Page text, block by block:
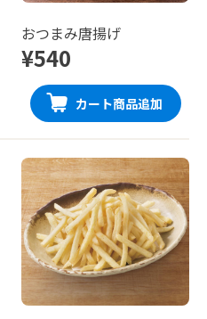
おつまみ唐揚げ
¥540
カート商品追加